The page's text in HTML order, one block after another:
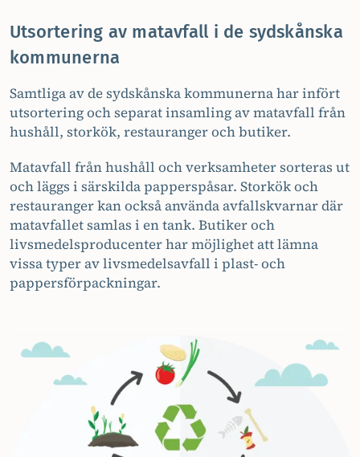
Utsortering av matavfall i de sydskånska
kommunerna
Samtliga av de sydskånska kommunerna har infört
utsortering och separat insamling av matavfall från
hushåll, storkök, restauranger och butiker.
Matavfall från hushåll och verksamheter sorteras ut
och läggs i särskilda papperspåsar. Storkök och
restauranger kan också använda avfallskvarnar där
matavfallet samlas i en tank. Butiker och
livsmedelsproducenter har möjlighet att lämna
vissa typer av livsmedelsavfall i plast- och
pappersförpackningar.